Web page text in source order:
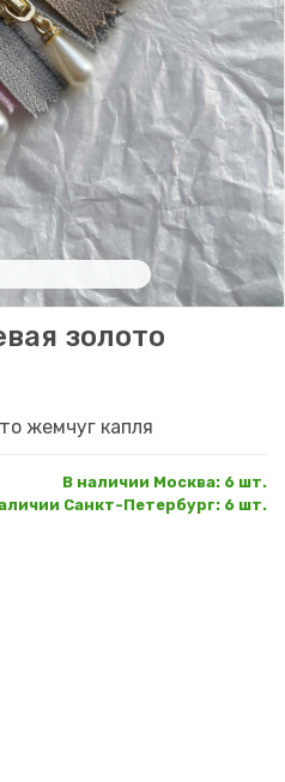
В наличии Москва: 6 шт.
Санкт-Петербург: 6 шт.
золото
жемчуг капля